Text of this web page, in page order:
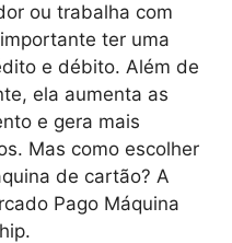
ou trabalha com
ter uma
e débito. Além de
ela aumenta as
e gera mais
Mas como escolher
de cartão? A
Pago Máquina